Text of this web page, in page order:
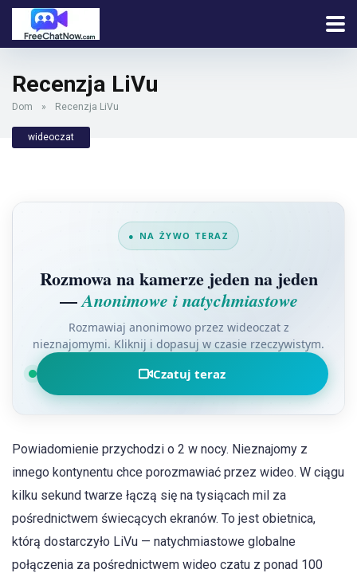
Recenzja LiVu
Dom » Recenzja LiVu
wideoczat
● NA ŻYWO TERAZ
Rozmowa na kamerze jeden na jeden
—Anonimowe i natychmiastowe
Rozmawiaj anonimowo przez wideoczat z
nieznajomymi. Kliknij i dopasuj w czasie rzeczywistym.
Czatuj teraz
Powiadomienie przychodzi o 2 w nocy. Nieznajomy z
innego kontynentu chce porozmawiać przez wideo. W ciągu
kilku sekund twarze łączą się na tysiącach mil za
pośrednictwem świecących ekranów. To jest obietnica,
którą dostarczyło LiVu — natychmiastowe globalne
połączenia za pośrednictwem wideo czatu z ponad 100